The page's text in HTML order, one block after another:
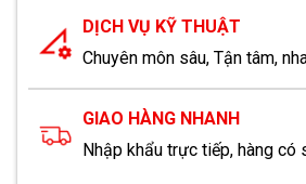
DỊCH VỤ KỸ THUẬT
Chuyên môn sâu, Tận tâm,
GIAO HÀNG NHANH
Nhập khẩu trực tiếp, hàng có